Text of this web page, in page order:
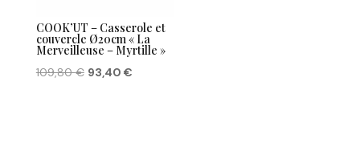
COOK’UT – Casserole et
couvercle Ø20cm « La
Merveilleuse – Myrtille »
109,80€ Le
93,40 €Le